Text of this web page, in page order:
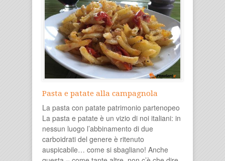
Pasta e patate alla campagnola
La pasta con patate patrimonio partenopeo
La pasta e patate è un vizio di noi italiani: in
nessun luogo l’abbinamento di due
carboidrati del genere è ritenuto
auspicabile… come si sbagliano! Anche